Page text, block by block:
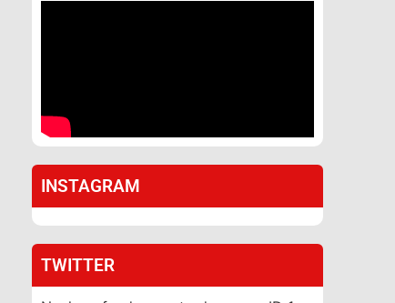
INSTAGRAM
TWITTER